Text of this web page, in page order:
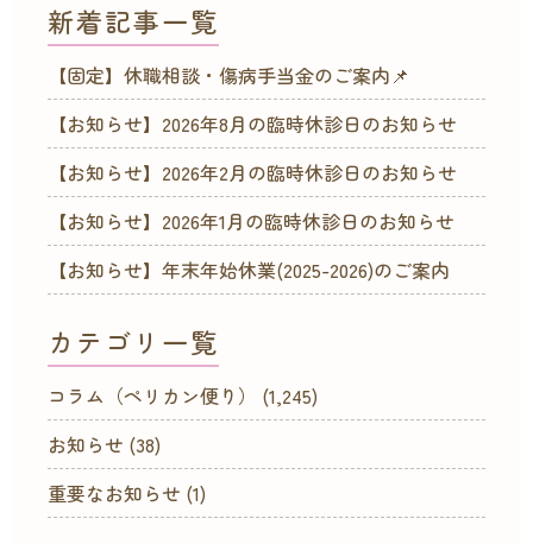
新着記事一覧
【固定】休職相談・傷病手当金のご案内📌
【お知らせ】2026年8月の臨時休診日のお知らせ
【お知らせ】2026年2月の臨時休診日のお知らせ
【お知らせ】2026年1月の臨時休診日のお知らせ
【お知らせ】年末年始休業(2025-2026)のご案内
カテゴリ一覧
コラム（ペリカン便り）
(1,245)
お知らせ (38)
重要なお知らせ (1)